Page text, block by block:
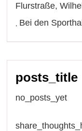
Flurstraße,
Bei den
posts_title
no_posts_yet